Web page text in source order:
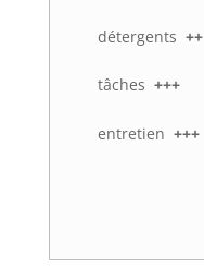
détergents ++
tâches +++
entretien +++